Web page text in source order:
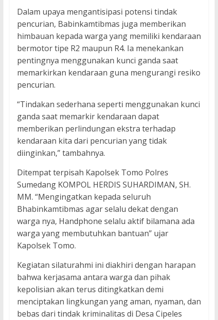
Dalam upaya mengantisipasi potensi tindak
pencurian, Babinkamtibmas juga memberikan
himbauan kepada warga yang memiliki kendaraan
bermotor tipe R2 maupun R4. Ia menekankan
pentingnya menggunakan kunci ganda saat
memarkirkan kendaraan guna mengurangi resiko
pencurian.
“Tindakan sederhana seperti menggunakan kunci
ganda saat memarkir kendaraan dapat
memberikan perlindungan ekstra terhadap
kendaraan kita dari pencurian yang tidak
diinginkan,” tambahnya.
Ditempat terpisah Kapolsek Tomo Polres
Sumedang KOMPOL HERDIS SUHARDIMAN, SH.
MM. “Mengingatkan kepada seluruh
Bhabinkamtibmas agar selalu dekat dengan
warga nya, Handphone selalu aktif bilamana ada
warga yang membutuhkan bantuan” ujar
Kapolsek Tomo.
Kegiatan silaturahmi ini diakhiri dengan harapan
bahwa kerjasama antara warga dan pihak
kepolisian akan terus ditingkatkan demi
menciptakan lingkungan yang aman, nyaman, dan
bebas dari tindak kriminalitas di Desa Cipeles